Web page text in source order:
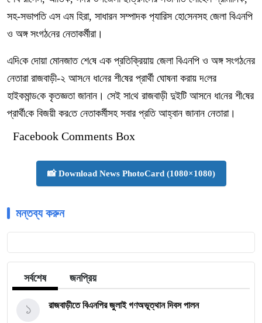
সহ-সভাপ‌তি এস এম হিরা, সাধারন সম্পাদক প‌্যা‌রিস হো‌সেনসহ জেলা বিএন‌পি
ও অঙ্গ সংগঠ‌নে‌র নেতাকর্মীরা।
এদি‌কে দোয়া মোনজাত শে‌ষে এক প্রতি‌ক্রিয়ায় জেলা বিএনপি ও অঙ্গ সংগঠ‌নের
নেতারা রাজবাড়ী-২ আস‌নে ধা‌নের শী‌ষের প্রার্থী ঘোষনা করায় দ‌লের
হাইকমান্ড‌কে কৃতজ্ঞতা জানান। সেই সা‌থে রাজবাড়ী দুইটি আসনে ধা‌নের শী‌ষের
প্রার্থী‌কে বিজয়ী কর‌তে নেতাকর্মীসহ সবার প্রতি আহ্বান জানান নেতারা।
Facebook Comments Box
📸 Download News PhotoCard (1080×1080)
মন্তব্য করুন
সর্বশেষ জনপ্রিয়
রাজবাড়ীতে বিএন‌পির জুলাই গণঅভূত্থান দিবস পালন
১